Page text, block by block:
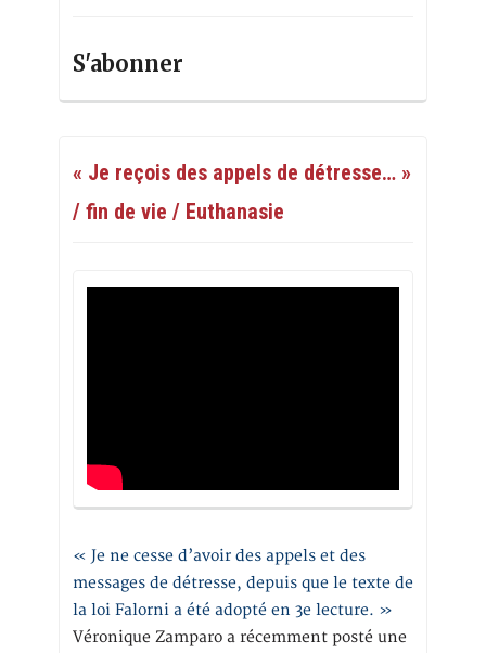
S'abonner
« Je reçois des appels de détresse… »
/ fin de vie / Euthanasie
« Je ne cesse d’avoir des appels et des
messages de détresse, depuis que le texte de
la loi Falorni a été adopté en 3e lecture. »
Véronique Zamparo a récemment posté une